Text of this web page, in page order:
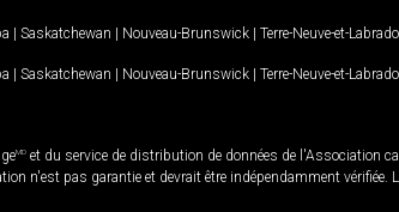
| Saskatchewan | Nouveau-Brunswick | Terre-Neuve-et-
| Saskatchewan | Nouveau-Brunswick | Terre-Neuve-et-
MD et du service de distribution de données de l'Association
n'est pas garantie et devrait être indépendamment